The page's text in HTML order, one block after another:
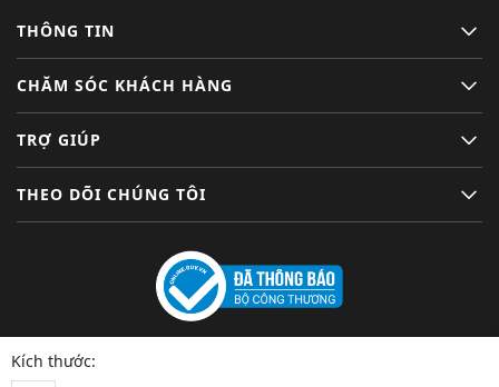
Kích thước:
THÔNG TIN
CHĂM SÓC KHÁCH HÀNG
TRỢ GIÚP
THEO DÕI CHÚNG TÔI